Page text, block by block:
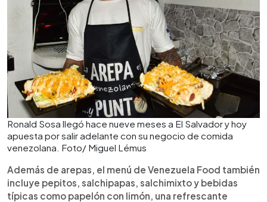
Ronald Sosa llegó hace nueve meses a El Salvador y hoy
apuesta por salir adelante con su negocio de comida
venezolana. Foto/ Miguel Lémus
Además de arepas, el menú de Venezuela Food también
incluye pepitos, salchipapas, salchimixto y bebidas
típicas como papelón con limón, una refrescante